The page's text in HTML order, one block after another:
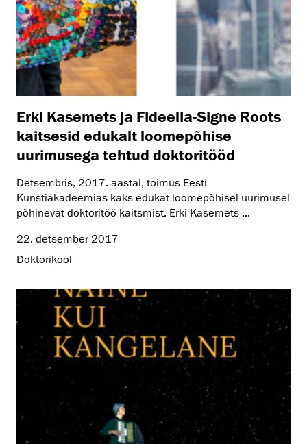
Erki Kasemets ja Fideelia-Signe Roots
kaitsesid edukalt loomepõhise
uurimusega tehtud doktoritööd
Detsembris, 2017. aastal, toimus Eesti
Kunstiakadeemias kaks edukat loomepõhisel uurimusel
põhinevat doktoritöö kaitsmist. Erki Kasemets ...
22. detsember 2017
Doktorikool